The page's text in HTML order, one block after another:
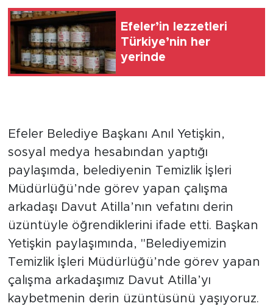
Efeler’in lezzetleri
Türkiye’nin her
yerinde
Efeler Belediye Başkanı Anıl Yetişkin,
sosyal medya hesabından yaptığı
paylaşımda, belediyenin Temizlik İşleri
Müdürlüğü’nde görev yapan çalışma
arkadaşı Davut Atilla’nın vefatını derin
üzüntüyle öğrendiklerini ifade etti. Başkan
Yetişkin paylaşımında, "Belediyemizin
Temizlik İşleri Müdürlüğü’nde görev yapan
çalışma arkadaşımız Davut Atilla’yı
kaybetmenin derin üzüntüsünü yaşıyoruz.